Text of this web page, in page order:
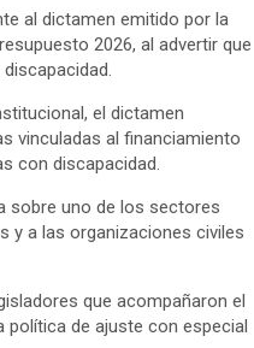
al dictamen emitido por la
2026, al advertir que
el dictamen
vinculadas al financiamiento
con discapacidad.
sobre uno de los sectores
y a las organizaciones civiles
que acompañaron el
política de ajuste con especial